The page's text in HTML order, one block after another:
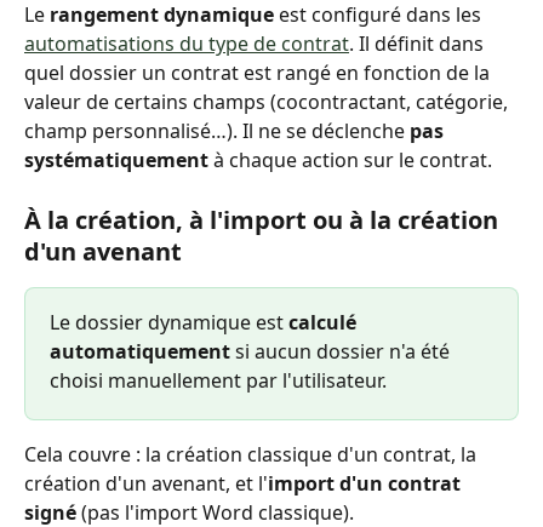
Le rangement dynamique est configuré dans les
automatisations du type de contrat. Il définit dans
quel dossier un contrat est rangé en fonction de la
valeur de certains champs (cocontractant, catégorie,
champ personnalisé…). Il ne se déclenche pas
systématiquement à chaque action sur le contrat.
À la création, à l'import ou à la création
d'un avenant
Le dossier dynamique est calculé
automatiquement si aucun dossier n'a été
choisi manuellement par l'utilisateur.
Cela couvre : la création classique d'un contrat, la
création d'un avenant, et l'import d'un contrat
signé (pas l'import Word classique).